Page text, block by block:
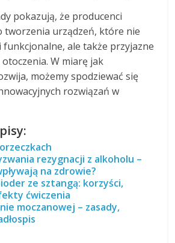
pokazują, że producenci
tworzenia urządzeń, które nie
funkcjonalne, ale także przyjazne
W miarę jak
możemy spodziewać się
rozwiązań w
rezygnacji z alkoholu –
na zdrowie?
ze sztangą: korzyści,
ćwiczenia
moczanowej – zasady,